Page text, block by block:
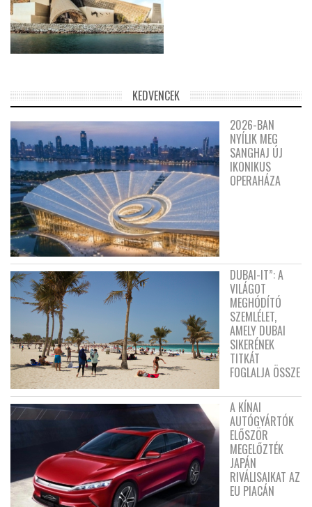
KEDVENCEK
2026-BAN
NYÍLIK MEG
SANGHAJ ÚJ
IKONIKUS
OPERAHÁZA
DUBAI-IT”: A
VILÁGOT
MEGHÓDÍTÓ
SZEMLÉLET,
AMELY DUBAI
SIKERÉNEK
TITKÁT
FOGLALJA ÖSSZE
A KÍNAI
AUTÓGYÁRTÓK
ELŐSZÖR
MEGELŐZTÉK
JAPÁN
RIVÁLISAIKAT AZ
EU PIACÁN